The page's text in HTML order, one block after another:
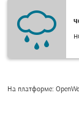
На платформе: